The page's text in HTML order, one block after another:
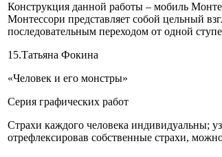
Конструкция данной работы ‒ мобиль
Монтессори представляет собой цельный
последовательным переходом от одной
15.Татьяна Фокина
«Человек и его монстры»
Серия графических работ
Страхи каждого человека индивидуальны;
отрефлексировав собственные страхи,